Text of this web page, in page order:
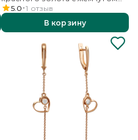
культивированным
5.0 1 отзыв
В корзину